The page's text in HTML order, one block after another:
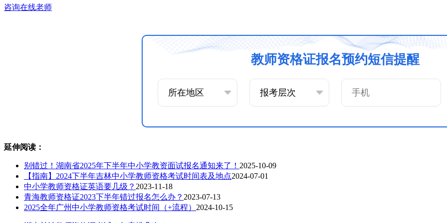
咨询在线老师
教师资格证报名预约短信提醒
延伸阅读：
别错过！湖南省2025年下半年中小学教资面试报名通知来了！​ 2025-10-09
【指南】2024下半年吉林中小学教师资格考试时间表及地点2024-07-01
中小学教师资格证英语要几级？ 2023-11-18
青海教师资格证2023下半年错过报名怎么办？ 2023-07-13
2025全年广州中小学教师资格考试时间（+流程） 2024-10-15